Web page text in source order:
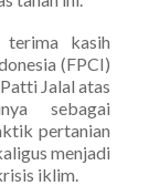
kasih
(FPCI)
Jalal atas
sebagai
pertanian
menjadi
iklim.